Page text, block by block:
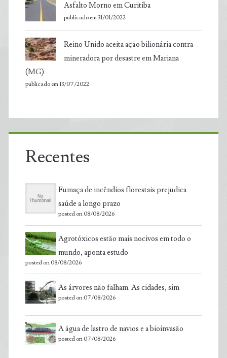
Asfalto Morno em Curitiba
publicado em 31/01/2022
Reino Unido aceita ação bilionária contra
mineradora por desastre em Mariana
(MG)
publicado em 13/07/2022
Recentes
Fumaça de incêndios florestais prejudica
saúde a longo prazo
posted on 08/08/2026
Agrotóxicos estão mais nocivos em todo o
mundo, aponta estudo
posted on 08/08/2026
As árvores não falham. As cidades, sim
posted on 07/08/2026
A água de lastro de navios e a bioinvasão
posted on 07/08/2026